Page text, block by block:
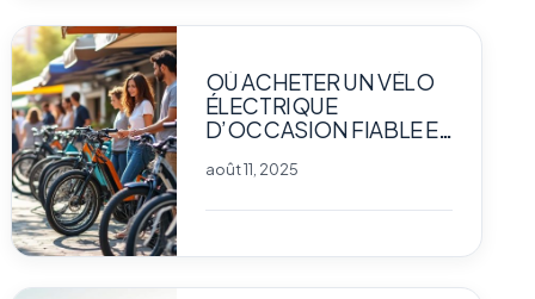
OÙ ACHETER UN VÉLO
ÉLECTRIQUE
D’OCCASION FIABLE ET
août 11, 2025